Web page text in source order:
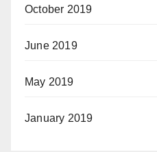
October 2019
June 2019
May 2019
January 2019